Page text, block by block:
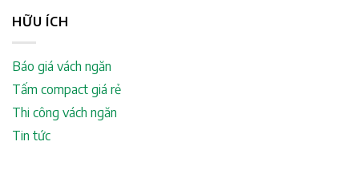
HỮU ÍCH
Báo giá vách ngăn
Tấm compact giá rẻ
Thi công vách ngăn
Tin tức